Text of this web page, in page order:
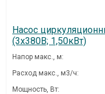
Насос
(3х380В; 1,50кВт)
Напор макс., м:
Расход макс., м3/ч:
Мощность, Вт: